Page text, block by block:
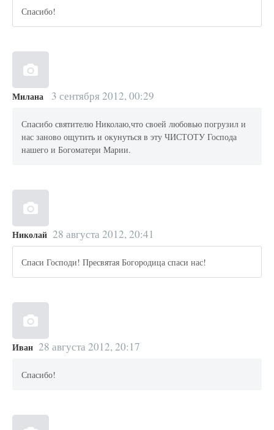
Спасибо!
Милана 3 сентября 2012, 00:29
Спасибо святителю Николаю,что своей любовью погрузил и
нас заново ощутить и окунуться в эту ЧИСТОТУ Господа
нашего и Богоматери Марии.
Николай 28 августа 2012, 20:41
Спаси Господи! Пресвятая Богородица спаси нас!
Иван 28 августа 2012, 20:17
Спасибо!